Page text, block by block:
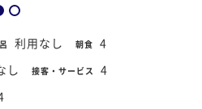
利用なし 朝食 4
し 接客・サービス 4